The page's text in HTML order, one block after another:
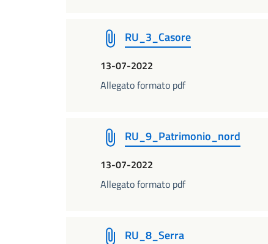
RU_3_Casore
13-07-2022
Allegato formato pdf
RU_9_Patrimonio_nord
13-07-2022
Allegato formato pdf
RU_8_Serra